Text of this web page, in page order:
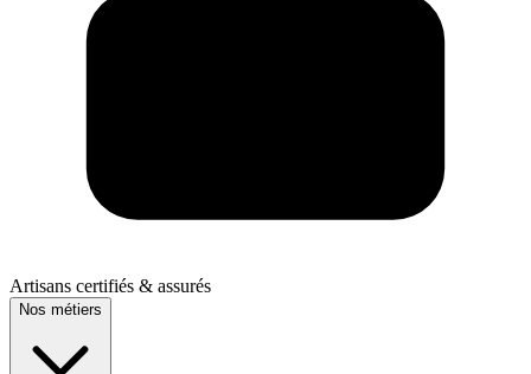
Artisans certifiés & assurés
Nos métiers